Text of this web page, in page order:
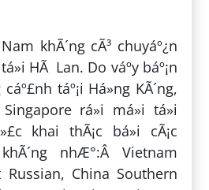
Nam khÃ´ng cÃ³ chuyáº¿n
HÃ Lan. Do váº­y báº¡n
táº¡i Há»ng KÃ´ng,
rá»i má»i tá»i
khai thÃ¡c bá»i cÃ¡c
nhÆ°:Â Vietnam
China Southern